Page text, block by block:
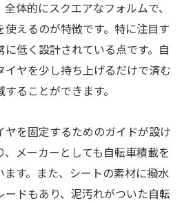
体的にスクエアなフォルムで、
えるのが特徴です。特に注目す
低く設計されている点です。自
ヤを少し持ち上げるだけで済む
ることができます。
を固定するためのガイドが設け
メーカーとしても自転車積載を
す。また、シートの素材に撥水
ドもあり、泥汚れがついた自転